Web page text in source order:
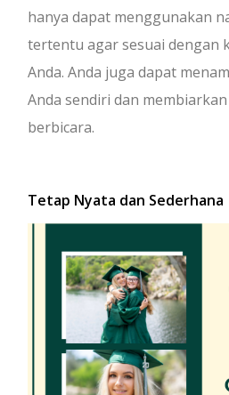
hanya dapat menggunakan
tertentu agar sesuai dengan
Anda. Anda juga dapat
Anda sendiri dan
berbicara.
Tetap Nyata dan Sederhana